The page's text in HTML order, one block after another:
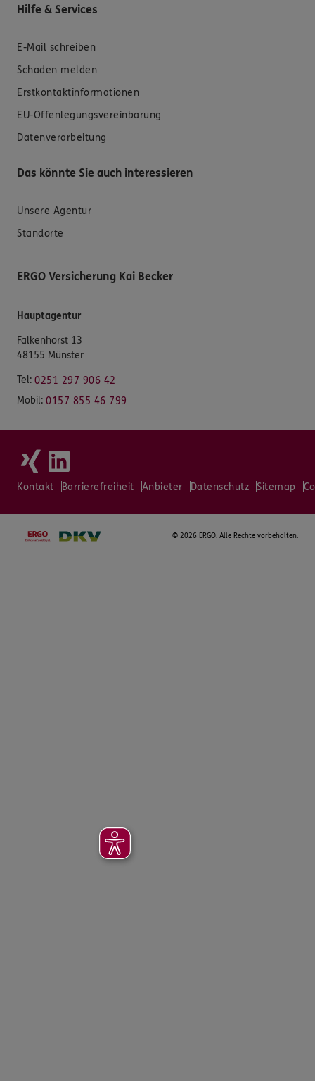
Hilfe & Services
E-Mail schreiben
Schaden melden
Erstkontaktinformationen
EU-Offenlegungsvereinbarung
Datenverarbeitung
Das könnte Sie auch interessieren
Unsere Agentur
Standorte
ERGO Versicherung Kai Becker
Hauptagentur
Falkenhorst 13
48155 Münster
Tel: 0251 297 906 42
Mobil: 0157 855 46 799
Kontakt Barrierefreiheit Anbieter Datenschutz Sitemap
© 2026 ERGO. Alle Rechte vorbehalten.